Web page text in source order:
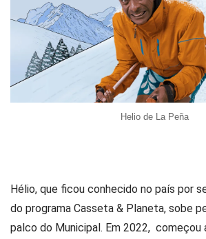
Helio de La Peña
Hélio, que ficou conhecido no país por
do programa Casseta & Planeta, sobe
palco do Municipal. Em 2022, começou